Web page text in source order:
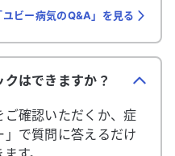
ユビー病気のQ&A」を見る
はできますか？
確認いただくか、症
で質問に答えるだけ